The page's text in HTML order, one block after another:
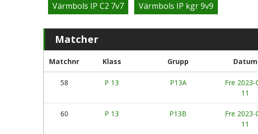
Värmbols IP C2 7v7
Värmbols IP kgr 9v9
Matcher
Matchnr Klass Grupp Datum
58 P 13 P13A
Fre 2023-
11
60 P 13 P13B
Fre 2023-
11